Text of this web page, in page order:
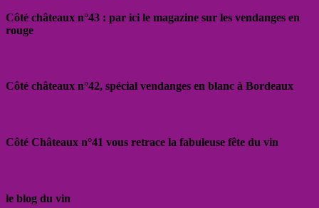
Côté châteaux n°43 : par ici le magazine sur les vendanges en
rouge
Côté châteaux n°42, spécial vendanges en blanc à Bordeaux
Côté Châteaux n°41 vous retrace la fabuleuse fête du vin
le blog du vin